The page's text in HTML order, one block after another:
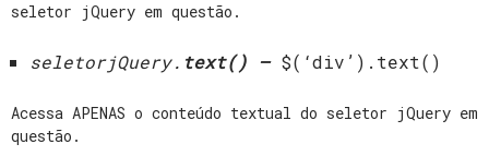
seletor jQuery em questão.
seletorjQuery. text() – $(‘div’).text()
Acessa APENAS o conteúdo textual do seletor jQuery em
questão.